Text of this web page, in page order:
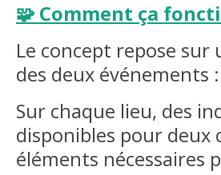
🧩 Comment ça
Le concept repose
des deux événements :
Sur chaque lieu, des
disponibles pour deux
éléments nécessaires